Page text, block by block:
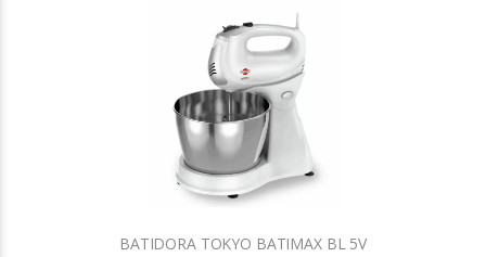
BATIDORA TOKYO BATIMAX BL 5V